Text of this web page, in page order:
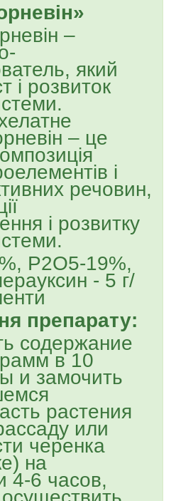
–
який
і розвиток
– це
і
речовин,
і розвитку
P2O5-19%,
- 5 г/
препарату:
содержание
в 10
и замочить
растения
или
черенка
на
4-6 часов,